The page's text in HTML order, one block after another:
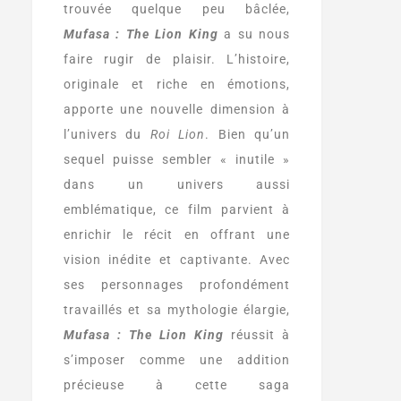
trouvée quelque peu bâclée,
Mufasa : The Lion King a su nous
faire rugir de plaisir. L’histoire,
originale et riche en émotions,
apporte une nouvelle dimension à
l’univers du Roi Lion. Bien qu’un
sequel puisse sembler « inutile »
dans un univers aussi
emblématique, ce film parvient à
enrichir le récit en offrant une
vision inédite et captivante. Avec
ses personnages profondément
travaillés et sa mythologie élargie,
Mufasa : The Lion King réussit à
s’imposer comme une addition
précieuse à cette saga